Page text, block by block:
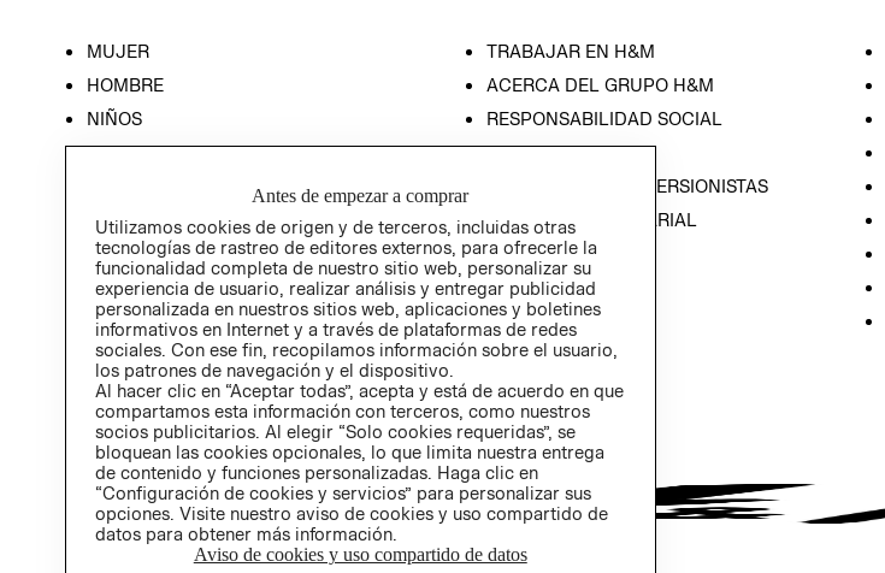
MUJER
HOMBRE
NIÑOS
HOME
TRABAJAR EN H&M
ACERCA DEL GRUPO H&M
RESPONSABILIDAD SOCIAL
PRENSA
RELACIÓN CON INVERSIONISTAS
POLÍTICA EMPRESARIAL
Antes de empezar a comprar
Utilizamos cookies de origen y de terceros, incluidas otras
tecnologías de rastreo de editores externos, para ofrecerle la
funcionalidad completa de nuestro sitio web, personalizar su
experiencia de usuario, realizar análisis y entregar publicidad
personalizada en nuestros sitios web, aplicaciones y boletines
informativos en Internet y a través de plataformas de redes
sociales. Con ese fin, recopilamos información sobre el usuario,
los patrones de navegación y el dispositivo.
Al hacer clic en “Aceptar todas”, acepta y está de acuerdo en que
compartamos esta información con terceros, como nuestros
socios publicitarios. Al elegir “Solo cookies requeridas”, se
bloquean las cookies opcionales, lo que limita nuestra entrega
de contenido y funciones personalizadas. Haga clic en
“Configuración de cookies y servicios” para personalizar sus
opciones. Visite nuestro aviso de cookies y uso compartido de
datos para obtener más información.
Aviso de cookies y uso compartido de datos